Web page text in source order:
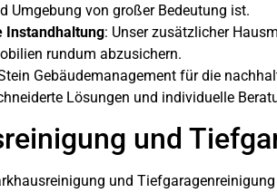
Umgebung von großer Bedeutung ist.
Instandhaltung: Unser zusätzlicher
rundum abzusichern.
Gebäudemanagement für die
Lösungen und individuelle
und
und Tiefgaragenreinigung